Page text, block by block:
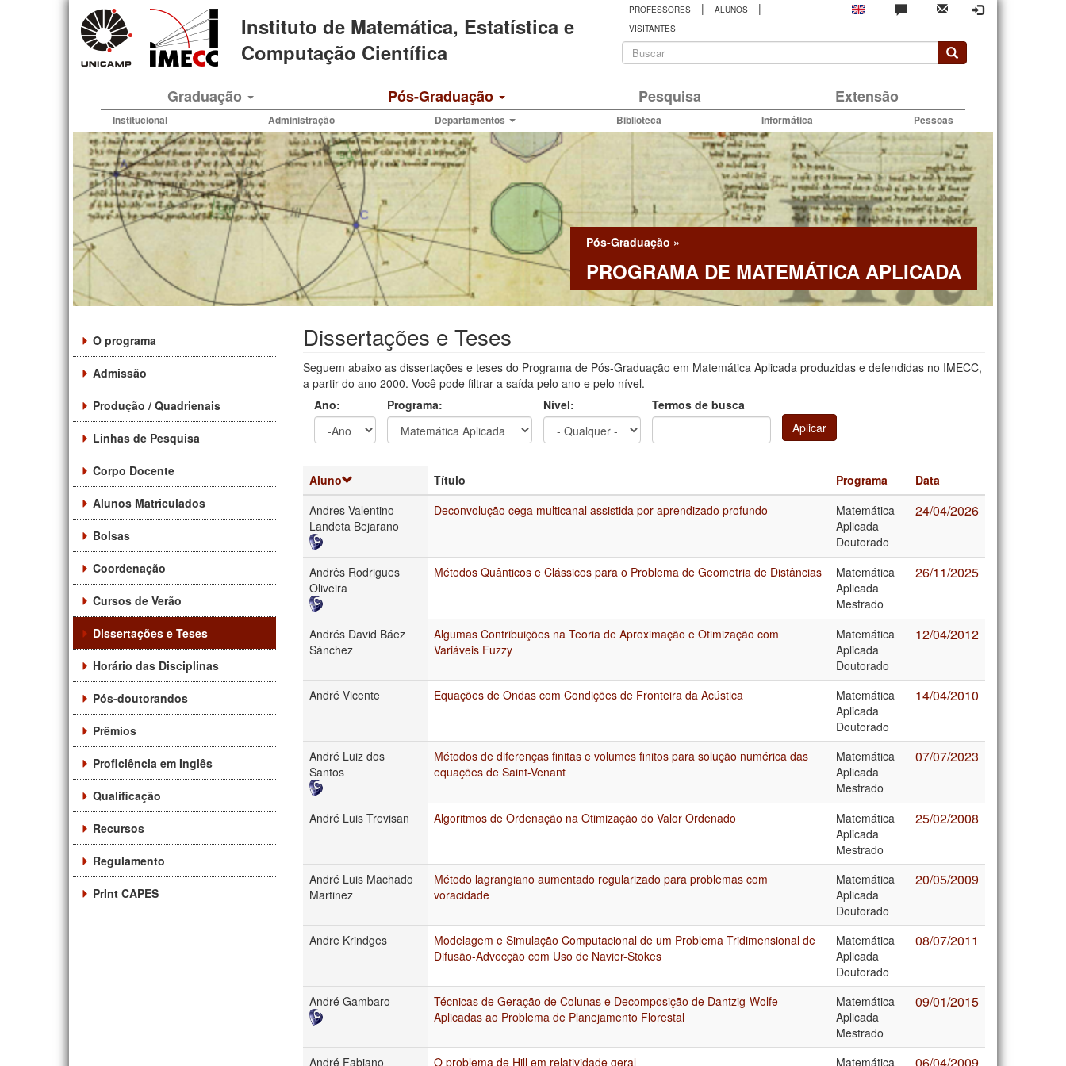
Instituto de Matemática, Estatística e
Computação Científica
PROFESSORES | ALUNOS |
VISITANTES
Formulário
busca
Graduação Pós-Graduação Pesquisa Extensão
Institucional Administração Departamentos Biblioteca Informática Pessoas
Pós-Graduação »
PROGRAMA DE MATEMÁTICA APLICADA
O programa
Admissão
Produção / Quadrienais
Linhas de Pesquisa
Corpo Docente
Alunos Matriculados
Bolsas
Coordenação
Cursos de Verão
Dissertações e Teses
Horário das Disciplinas
Pós-doutorandos
Prêmios
Proficiência em Inglês
Qualificação
Recursos
Regulamento
PrInt CAPES
Dissertações e Teses
Seguem abaixo as dissertações e teses do Programa de Pós-Graduação em Matemática Aplicada produzidas e defendidas no IMECC,
a partir do ano 2000. Você pode filtrar a saída pelo ano e pelo nível.
Ano:
Programa: Nível:
Termos de busca
Aplicar
Aluno Título Programa
Data
Andres Valentino
Landeta Bejarano
Deconvolução cega multicanal assistida por aprendizado profundo
Matemática
Aplicada
Doutorado
24/04/2026
Andrês Rodrigues
Oliveira
Métodos Quânticos e Clássicos para o Problema de Geometria de Distâncias
Matemática
Aplicada
Mestrado
26/11/2025
Andrés David Báez
Sánchez
Algumas Contribuições na Teoria de Aproximação e Otimização com
Variáveis Fuzzy
Matemática
Aplicada
Doutorado
12/04/2012
André Vicente Equações de Ondas com Condições de Fronteira da Acústica
Matemática
Aplicada
Doutorado
14/04/2010
André Luiz dos
Santos
Métodos de diferenças finitas e volumes finitos para solução numérica das
equações de Saint-Venant
Matemática
Aplicada
Mestrado
07/07/2023
André Luis Trevisan Algoritmos de Ordenação na Otimização do Valor Ordenado
Matemática
Aplicada
Mestrado
25/02/2008
André Luis Machado
Martinez
Método lagrangiano aumentado regularizado para problemas com
voracidade
Matemática
Aplicada
Doutorado
20/05/2009
Andre Krindges
Modelagem e Simulação Computacional de um Problema Tridimensional de
Difusão-Advecção com Uso de Navier-Stokes
Matemática
Aplicada
Doutorado
08/07/2011
André Gambaro
Técnicas de Geração de Colunas e Decomposição de Dantzig-Wolfe
Aplicadas ao Problema de Planejamento Florestal
Matemática
Aplicada
Mestrado
09/01/2015
André Fabiano O problema de Hill em relatividade geral Matemática 06/04/2009